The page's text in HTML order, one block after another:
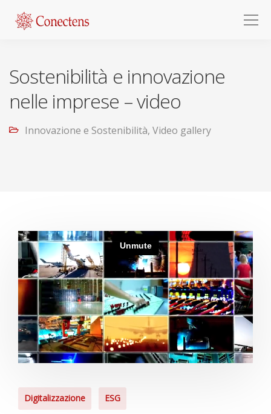
Sostenibilità e innovazione
nelle imprese – video
Innovazione e Sostenibilità, Video gallery
Digitalizzazione ESG